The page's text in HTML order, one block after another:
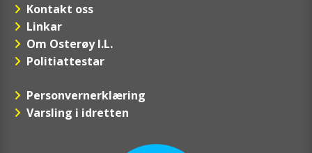
Kontakt oss
Linkar
Om Osterøy I.L.
Politiattestar
Personvernerklæring
Varsling i idretten